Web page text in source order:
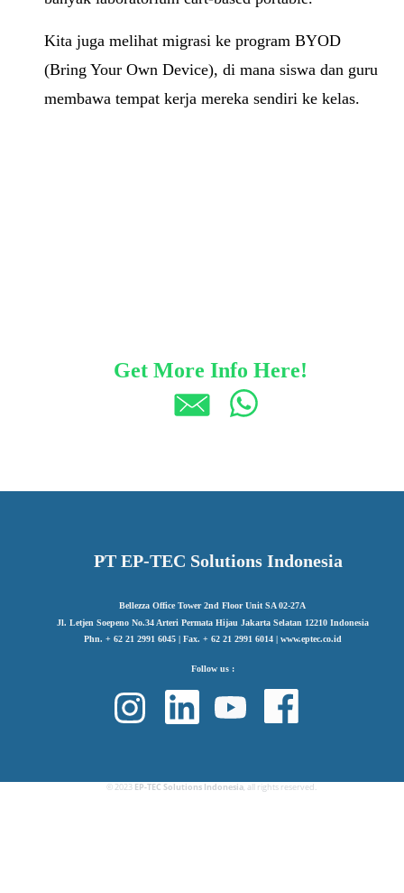
Kita juga melihat migrasi ke program BYOD
(Bring Your Own Device), di mana siswa dan guru
membawa tempat kerja mereka sendiri ke kelas.
Get More Info Here!
© 2023 EP-TEC Solutions Indonesia, all rights reserved.
PT EP-TEC Solutions Indonesia
Bellezza Office Tower 2nd Floor Unit SA 02-27A
Jl. Letjen Soepeno No.34 Arteri Permata Hijau Jakarta Selatan 12210 Indonesia
Phn. + 62 21 2991 6045 | Fax. + 62 21 2991 6014 | www.eptec.co.id
Follow us :